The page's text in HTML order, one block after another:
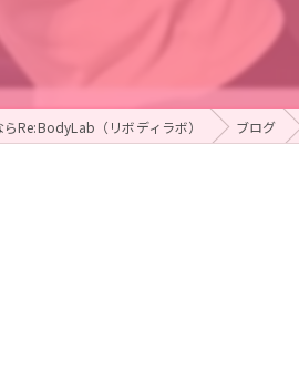
Re:BodyLab（リボディラボ） ブログ